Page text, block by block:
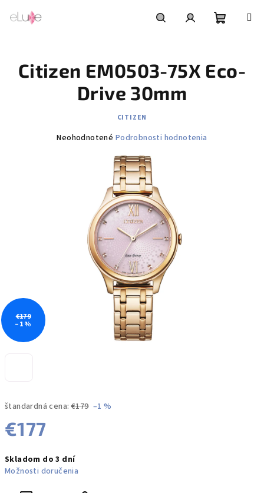
košík
štandardná cena: €179 –1 %
€177
cena:
Skladom do 3 dní
Možnosti doručenia
Citizen EM0503-75X Eco-
Drive 30mm
CITIZEN
Priemerné
hviezdičiek.
Neohodnotené Podrobnosti hodnotenia
€179
–1 %